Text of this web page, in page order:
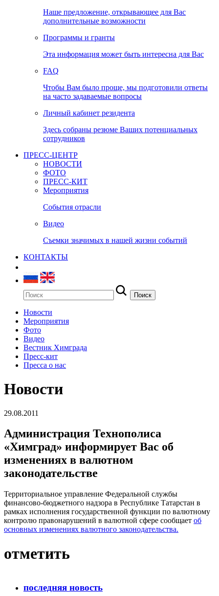
Наше предложение, открывающее для Вас
дополнительные возможности
Программы и гранты
Эта информация может быть интересна для Вас
FAQ
Чтобы Вам было проще, мы подготовили ответы
на часто задаваемые вопросы
Личный кабинет резидента
Здесь собраны резюме Ваших потенциальных
сотрудников
ПРЕСС-ЦЕНТР
НОВОСТИ
ФОТО
ПРЕСС-КИТ
Мероприятия
События отрасли
Видео
Съемки значимых в нашей жизни событий
КОНТАКТЫ
Новости
Мероприятия
Фото
Видео
Вестник Химграда
Пресс-кит
Пресса о нас
Новости
29.08.2011
Администрация Технополиса
«Химград» информирует Вас об
изменениях в валютном
законодательстве
Территориальное управление Федеральной службы
финансово-бюджетного надзора в Республике Татарстан в
рамках исполнения государственной функции по валютному
контролю правонарушений в валютной сфере сообщает об
основных изменениях валютного законодательства.
отметить
последняя новость